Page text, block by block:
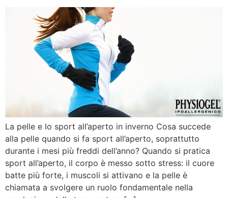
La pelle e lo sport all’aperto in inverno Cosa succede
alla pelle quando si fa sport all’aperto, soprattutto
durante i mesi più freddi dell’anno? Quando si pratica
sport all’aperto, il corpo è messo sotto stress: il cuore
batte più forte, i muscoli si attivano e la pelle è
chiamata a svolgere un ruolo fondamentale nella